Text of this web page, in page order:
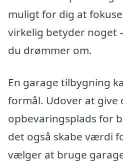
muligt for dig at
virkelig betyder noget
du drømmer om.
En garage tilbygning
formål. Udover at give
opbevaringsplads for
det også skabe værdi
vælger at bruge